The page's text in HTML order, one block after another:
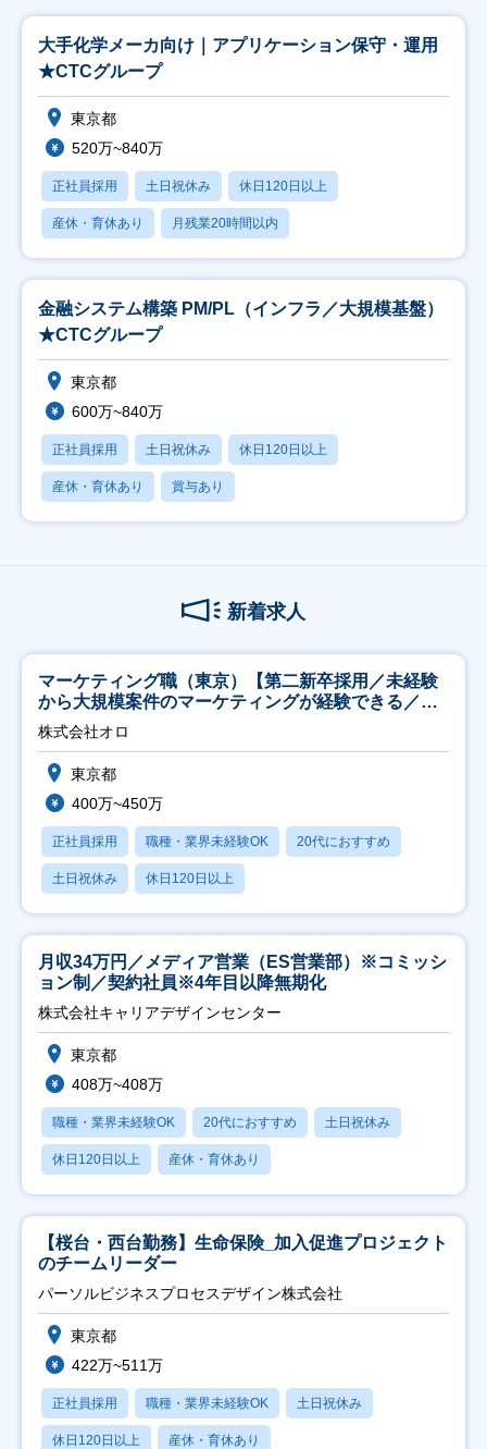
大手化学メーカ向け｜アプリケーション保守・運用
★CTCグループ
東京都
520万~840万
正社員採用 土日祝休み 休日120日以上
産休・育休あり 月残業20時間以内
金融システム構築 PM/PL（インフラ／大規模基盤）
★CTCグループ
東京都
600万~840万
正社員採用 土日祝休み 休日120日以上
産休・育休あり 賞与あり
新着求人
マーケティング職（東京）【第二新卒採用／未経験
から大規模案件のマーケティングが経験できる／研
修充実】
株式会社オロ
東京都
400万~450万
正社員採用 職種・業界未経験OK 20代におすすめ
土日祝休み 休日120日以上
月収34万円／メディア営業（ES営業部）※コミッシ
ョン制／契約社員※4年目以降無期化
株式会社キャリアデザインセンター
東京都
408万~408万
職種・業界未経験OK 20代におすすめ 土日祝休み
休日120日以上 産休・育休あり
【桜台・西台勤務】生命保険_加入促進プロジェクト
のチームリーダー
パーソルビジネスプロセスデザイン株式会社
東京都
422万~511万
正社員採用 職種・業界未経験OK 土日祝休み
休日120日以上 産休・育休あり